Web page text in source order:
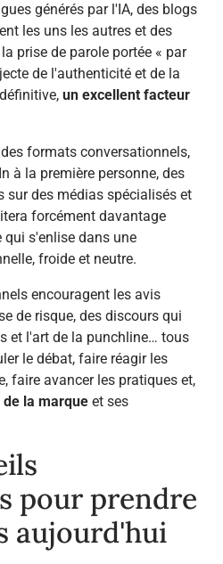
générés par l'IA, des blogs
les uns les autres et des
prise de parole portée « par
de l'authenticité et de la
un excellent facteur
formats conversationnels,
à la première personne, des
sur des médias spécialisés et
forcément davantage
qui s'enlise dans une
froide et neutre.
encouragent les avis
de risque, des discours qui
et l'art de la punchline… tous
le débat, faire réagir les
faire avancer les pratiques et,
la marque et ses
pour prendre
aujourd'hui